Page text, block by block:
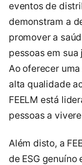
eventos de
demonstram a
promover a
pessoas em
Ao oferecer
alta qualidade
FEELM está
pessoas a
Além disto, a
de ESG